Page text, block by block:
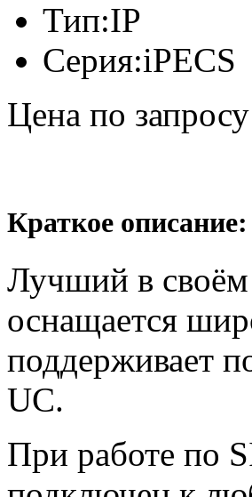
Тип:IP
Серия:iPECS
Цена по запросу
Краткое описание:
Лучший в своём
оснащается
поддерживает
UC.
При работе по